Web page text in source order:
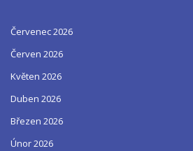
Červenec 2026
Červen 2026
Květen 2026
Duben 2026
Březen 2026
Únor 2026